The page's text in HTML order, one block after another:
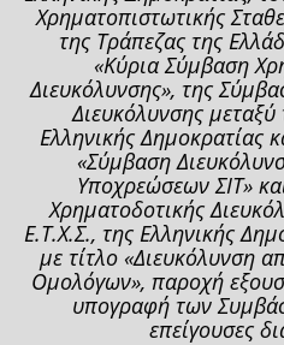
Χρηµατοπιστωτικής
της Τράπεζας της
«Κύρια Σύµβαση
Διευκόλυνσης», της
Διευκόλυνσης
Ελληνικής Δηµοκρατίας
«Σύµβαση
Υποχρεώσεων ΣΙΤ»
Χρηµατοδοτικής
Ε.Τ.Χ.Σ., της Ελληνικής
µε τίτλο «Διευκόλυνση
Οµολόγων», παροχή
υπογραφή των
επείγουσες